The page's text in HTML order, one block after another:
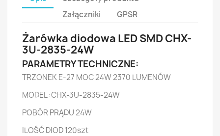
Załączniki
GPSR
Żarówka diodowa LED SMD CHX-
3U-2835-24W
PARAMETRY TECHNICZNE:
TRZONEK E-27 MOC 24W 2370 LUMENÓW
MODEL :CHX-3U-2835-24W
POBÓR PRĄDU 24W
ILOŚĆ DIOD 120szt